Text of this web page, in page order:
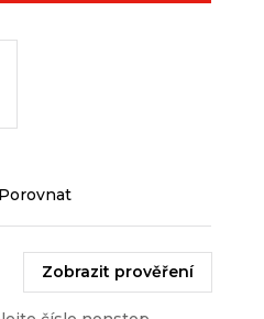
Porovnat
Zobrazit prověření